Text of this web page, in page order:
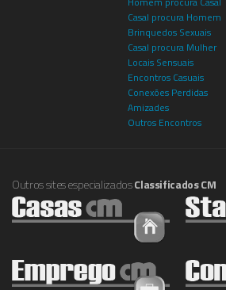
Casal procura Homem
Brinquedos Sexuais
Casal procura Mulher
Locais Sensuais
Encontros Casuais
Conexões Perdidas
Amizades
Outros Encontros
Outros sites especializadosClassificados CM